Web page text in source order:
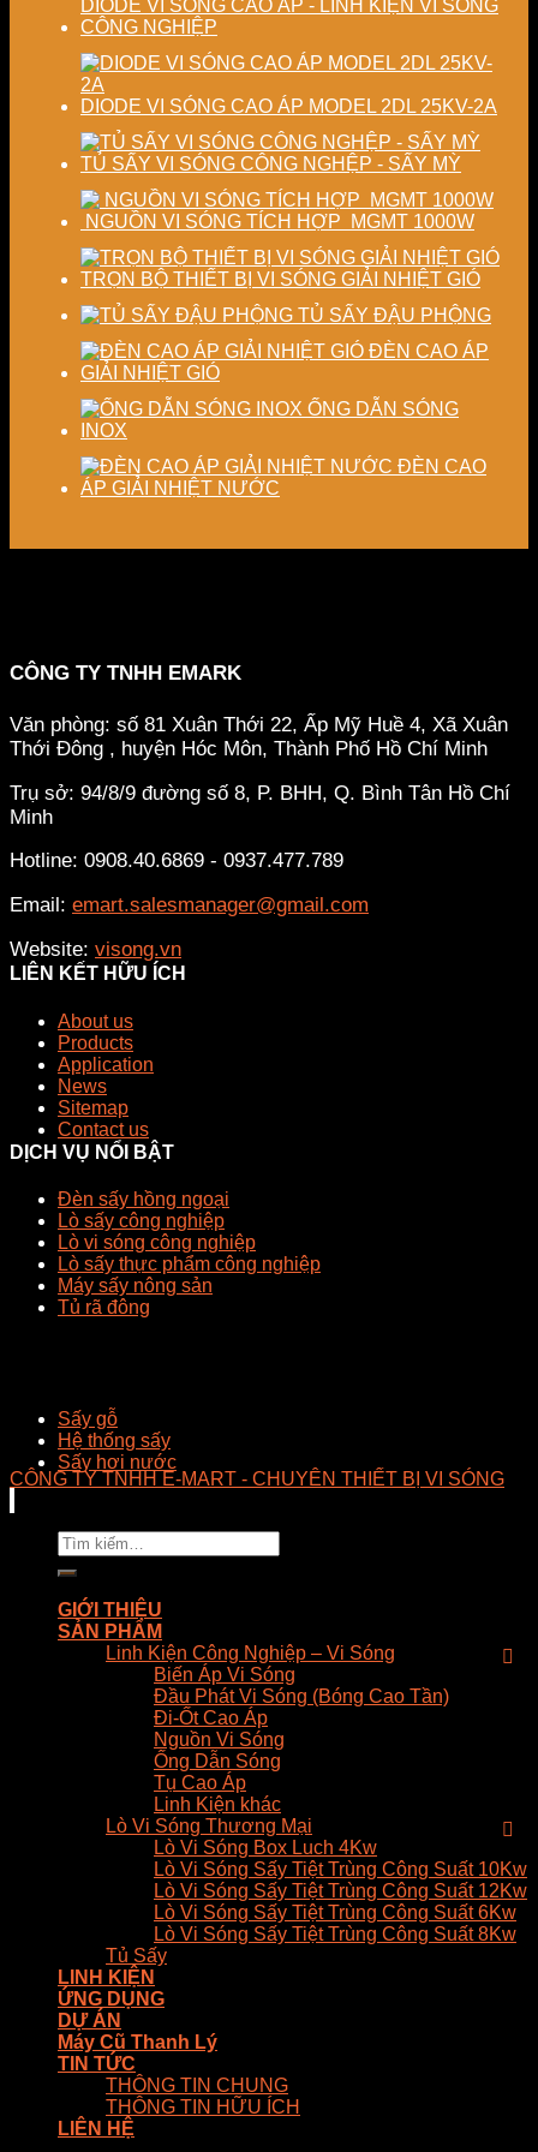
DIODE VI SÓNG CAO ÁP - LINH KIỆN VI SÓNG
CÔNG NGHIỆP
DIODE VI SÓNG CAO ÁP MODEL 2DL 25KV-2A
TỦ SẤY VI SÓNG CÔNG NGHỆP - SẤY MỲ
NGUỒN VI SÓNG TÍCH HỢP MGMT 1000W
TRỌN BỘ THIẾT BỊ VI SÓNG GIẢI NHIỆT GIÓ
TỦ SẤY ĐẬU PHỘNG
ĐÈN CAO ÁP
GIẢI NHIỆT GIÓ
ỐNG DẪN SÓNG
INOX
ĐÈN CAO
ÁP GIẢI NHIỆT NƯỚC
CÔNG TY TNHH EMARK
Văn phòng: số 81 Xuân Thới 22, Ấp Mỹ Huề 4, Xã Xuân
Thới Đông , huyện Hóc Môn, Thành Phố Hồ Chí Minh
Trụ sở: 94/8/9 đường số 8, P. BHH, Q. Bình Tân Hồ Chí
Minh
Hotline: 0908.40.6869 - 0937.477.789
Email: emart.salesmanager@gmail.com
Website: visong.vn
LIÊN KẾT HỮU ÍCH
About us
Products
Application
News
Sitemap
Contact us
DỊCH VỤ NỔI BẬT
Đèn sấy hồng ngoại
Lò sấy công nghiệp
Lò vi sóng công nghiệp
Lò sấy thực phẩm công nghiệp
Máy sấy nông sản
Tủ rã đông
Sấy gỗ
Hệ thống sấy
Sấy hơi nước
CÔNG TY TNHH E-MART - CHUYÊN THIẾT BỊ VI SÓNG
Tìm
kiếm:
GIỚI THIỆU
SẢN PHẨM
Linh Kiện Công Nghiệp – Vi Sóng
Biến Áp Vi Sóng
Đầu Phát Vi Sóng (Bóng Cao Tần)
Đi-Ốt Cao Áp
Nguồn Vi Sóng
Ống Dẫn Sóng
Tụ Cao Áp
Linh Kiện khác
Lò Vi Sóng Thương Mại
Lò Vi Sóng Box Luch 4Kw
Lò Vi Sóng Sấy Tiệt Trùng Công Suất 10Kw
Lò Vi Sóng Sấy Tiệt Trùng Công Suất 12Kw
Lò Vi Sóng Sấy Tiệt Trùng Công Suất 6Kw
Lò Vi Sóng Sấy Tiệt Trùng Công Suất 8Kw
Tủ Sấy
LINH KIỆN
ỨNG DỤNG
DỰ ÁN
Máy Cũ Thanh Lý
TIN TỨC
THÔNG TIN CHUNG
THÔNG TIN HỮU ÍCH
LIÊN HỆ